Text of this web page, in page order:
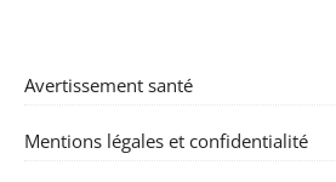
Avertissement santé
Mentions légales et confidentialité